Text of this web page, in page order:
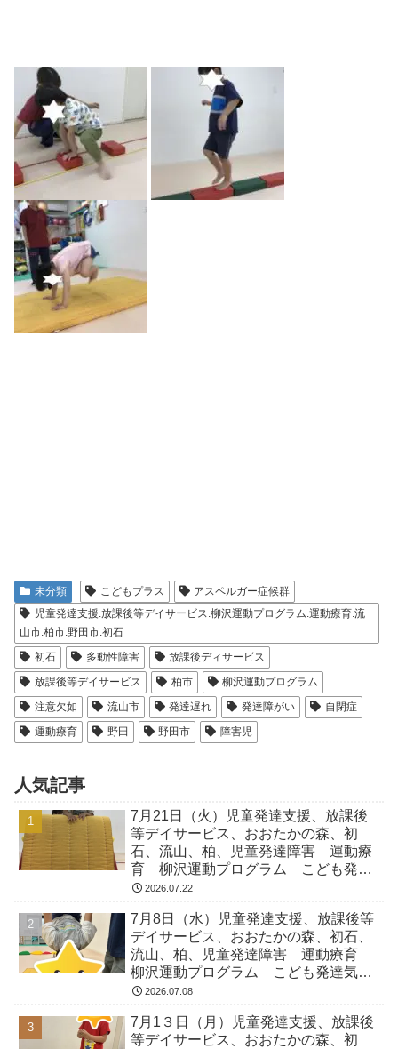
未分類 こどもプラス
アスペルガー症候群
児童発達支援.放課後等デイサービス.柳沢運動プログラム.運動療育.流
山市.柏市.野田市.初石
初石
多動性障害
放課後ディサービス
放課後等デイサービス
柏市
柳沢運動プログラム
注意欠如
流山市 発達遅れ 発達障がい
自閉症
運動療育
野田 野田市 障害児
人気記事
7月21日（火）児童発達支援、放課後
等デイサービス、おおたかの森、初
石、流山、柏、児童発達障害 運動療
育 柳沢運動プログラム こども発達
気になる 発達障害 放デイ 自閉
2026.07.22
7月8日（水）児童発達支援、放課後等
デイサービス、おおたかの森、初石、
流山、柏、児童発達障害 運動療育
柳沢運動プログラム こども発達気に
なる 発達障害 放デイ 自閉症
2026.07.08
7月1３日（月）児童発達支援、放課後
等デイサービス、おおたかの森、初